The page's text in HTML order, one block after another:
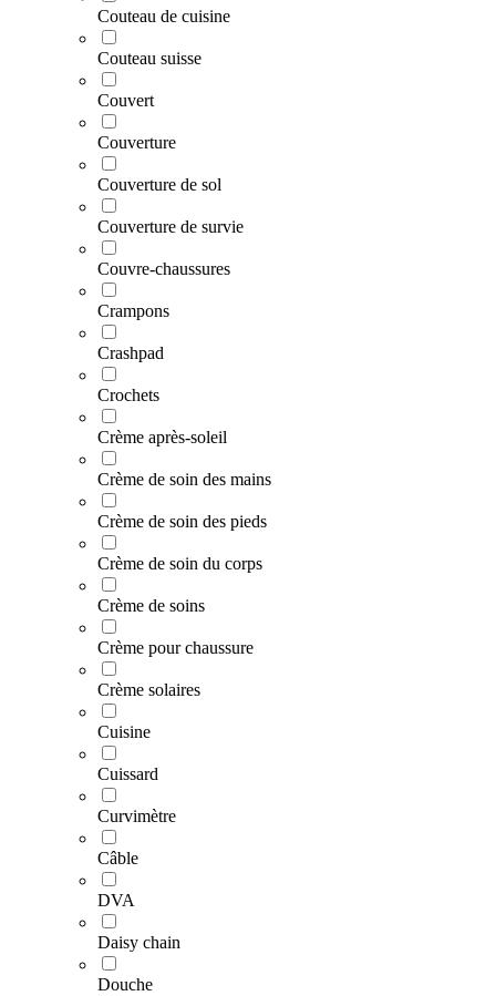
Couteau de cuisine
Couteau suisse
Couvert
Couverture
Couverture de sol
Couverture de survie
Couvre-chaussures
Crampons
Crashpad
Crochets
Crème après-soleil
Crème de soin des mains
Crème de soin des pieds
Crème de soin du corps
Crème de soins
Crème pour chaussure
Crème solaires
Cuisine
Cuissard
Curvimètre
Câble
DVA
Daisy chain
Douche